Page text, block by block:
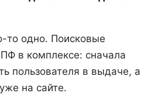
то одно. Поисковые
в комплексе: сначала
пользователя в выдаче, а
на сайте.